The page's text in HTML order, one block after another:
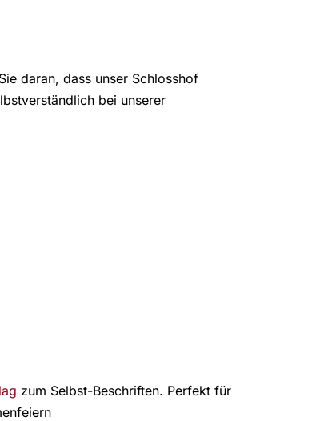
daran, dass unser Schlosshof
bei unserer
zum Selbst-Beschriften. Perfekt für